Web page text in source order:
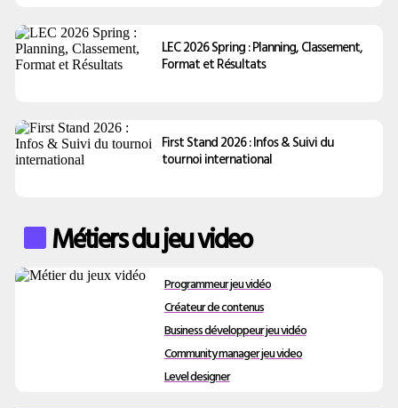
LEC 2026 Spring : Planning, Classement,
Format et Résultats
First Stand 2026 : Infos & Suivi du
tournoi international
Métiers du jeu video
Programmeur jeu vidéo
Créateur de contenus
Business développeur jeu vidéo
Community manager jeu video
Level designer